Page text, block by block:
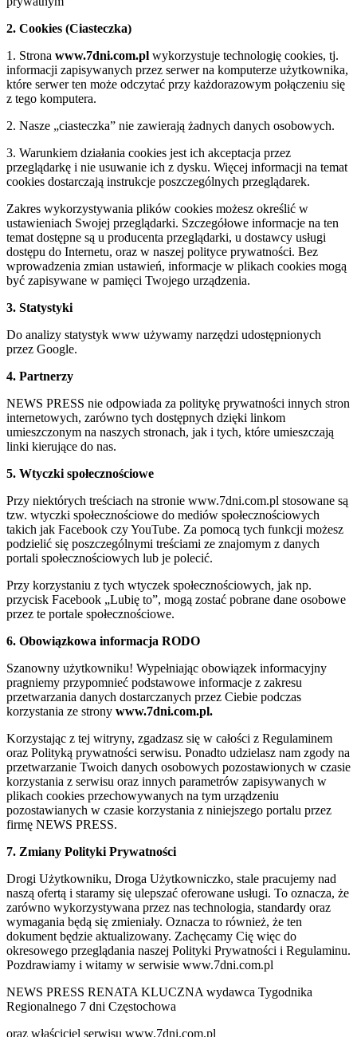
2. Cookies (Ciasteczka)
1. Strona www.7dni.com.pl wykorzystuje technologię cookies, tj.
informacji zapisywanych przez serwer na komputerze użytkownika,
które serwer ten może odczytać przy każdorazowym połączeniu się
z tego komputera.
2. Nasze „ciasteczka” nie zawierają żadnych danych osobowych.
3. Warunkiem działania cookies jest ich akceptacja przez
przeglądarkę i nie usuwanie ich z dysku. Więcej informacji na temat
cookies dostarczają instrukcje poszczególnych przeglądarek.
Zakres wykorzystywania plików cookies możesz określić w
ustawieniach Swojej przeglądarki. Szczegółowe informacje na ten
temat dostępne są u producenta przeglądarki, u dostawcy usługi
dostępu do Internetu, oraz w naszej polityce prywatności. Bez
wprowadzenia zmian ustawień, informacje w plikach cookies mogą
być zapisywane w pamięci Twojego urządzenia.
3. Statystyki
Do analizy statystyk www używamy narzędzi udostępnionych
przez Google.
4. Partnerzy
NEWS PRESS nie odpowiada za politykę prywatności innych stron
internetowych, zarówno tych dostępnych dzięki linkom
umieszczonym na naszych stronach, jak i tych, które umieszczają
linki kierujące do nas.
5. Wtyczki społecznościowe
Przy niektórych treściach na stronie www.7dni.com.pl stosowane są
tzw. wtyczki społecznościowe do mediów społecznościowych
takich jak Facebook czy YouTube. Za pomocą tych funkcji możesz
podzielić się poszczególnymi treściami ze znajomym z danych
portali społecznościowych lub je polecić.
Przy korzystaniu z tych wtyczek społecznościowych, jak np.
przycisk Facebook „Lubię to”, mogą zostać pobrane dane osobowe
przez te portale społecznościowe.
6. Obowiązkowa informacja RODO
Szanowny użytkowniku! Wypełniając obowiązek informacyjny
pragniemy przypomnieć podstawowe informacje z zakresu
przetwarzania danych dostarczanych przez Ciebie podczas
korzystania ze strony www.7dni.com.pl.
Korzystając z tej witryny, zgadzasz się w całości z Regulaminem
oraz Polityką prywatności serwisu. Ponadto udzielasz nam zgody na
przetwarzanie Twoich danych osobowych pozostawionych w czasie
korzystania z serwisu oraz innych parametrów zapisywanych w
plikach cookies przechowywanych na tym urządzeniu
pozostawianych w czasie korzystania z niniejszego portalu przez
firmę NEWS PRESS.
7. Zmiany Polityki Prywatności
Drogi Użytkowniku, Droga Użytkowniczko, stale pracujemy nad
naszą ofertą i staramy się ulepszać oferowane usługi. To oznacza, że
zarówno wykorzystywana przez nas technologia, standardy oraz
wymagania będą się zmieniały. Oznacza to również, że ten
dokument będzie aktualizowany. Zachęcamy Cię więc do
okresowego przeglądania naszej Polityki Prywatności i Regulaminu.
Pozdrawiamy i witamy w serwisie www.7dni.com.pl
NEWS PRESS RENATA KLUCZNA wydawca Tygodnika
Regionalnego 7 dni Częstochowa
oraz właściciel serwisu www.7dni.com.pl